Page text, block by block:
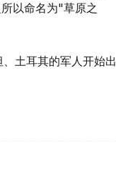
以命名为"草原之
土耳其的军人开始出